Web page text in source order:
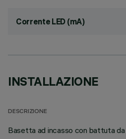
Corrente LED (mA)
INSTALLAZIONE
DESCRIZIONE
Basetta ad incasso con battuta